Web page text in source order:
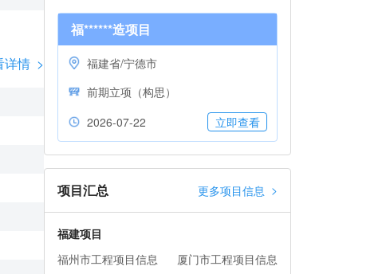
详情 >
福******造项目
福建省/宁德市
前期立项（构思）
2026-07-22
立即查看
项目汇总 更多项目信息 >
福建项目
福州市工程项目信息
厦门市工程项目信息